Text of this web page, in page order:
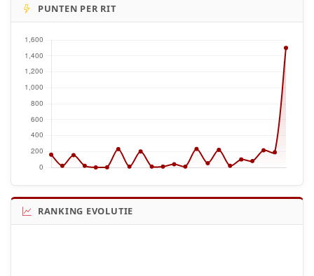
PUNTEN PER RIT
RANKING EVOLUTIE